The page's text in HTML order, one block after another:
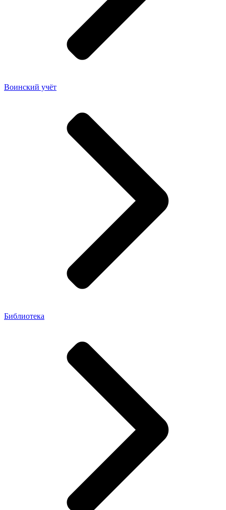
Воинский учёт
Библиотека